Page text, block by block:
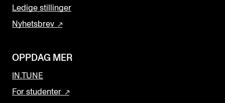
Ledige stillinger
Nyhetsbrev
OPPDAG MER
IN.TUNE
For studenter